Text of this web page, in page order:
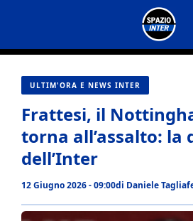
contenuto
ULTIM'ORA E NEWS INTER
Frattesi, il
torna all’assalto: la
dell’Inter
12 Giugno 2026 - 09:00di Daniele